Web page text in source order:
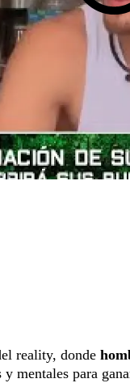
reality, donde
mentales para